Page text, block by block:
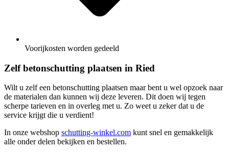
Voorijkosten worden gedeeld
Zelf betonschutting plaatsen in Ried
Wilt u zelf een betonschutting plaatsen maar bent u wel opzoek naar
de materialen dan kunnen wij deze leveren. Dit doen wij tegen
scherpe tarieven en in overleg met u. Zo weet u zeker dat u de
service krijgt die u verdient!
In onze webshop schutting-winkel.com kunt snel en gemakkelijk
alle onder delen bekijken en bestellen.